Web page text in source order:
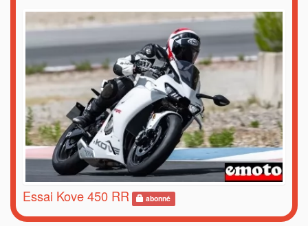
Essai Kove 450 RR abonné